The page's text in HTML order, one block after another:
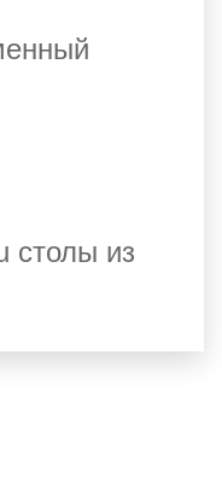
столы из